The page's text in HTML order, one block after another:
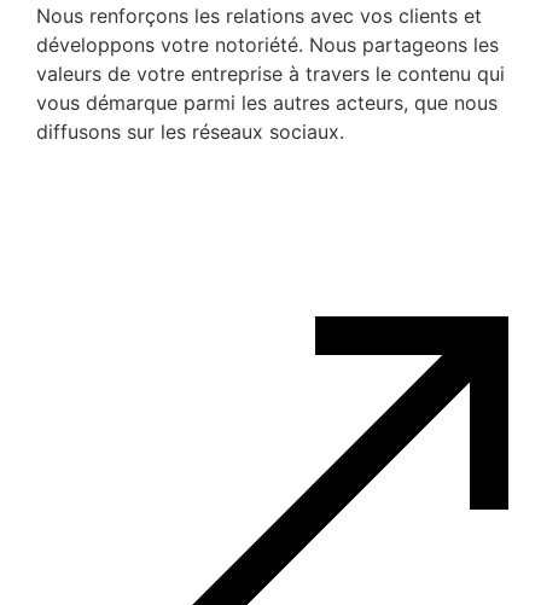
Nous renforçons les relations avec vos clients et
développons votre notoriété. Nous partageons les
valeurs de votre entreprise à travers le contenu qui
vous démarque parmi les autres acteurs, que nous
diffusons sur les réseaux sociaux.